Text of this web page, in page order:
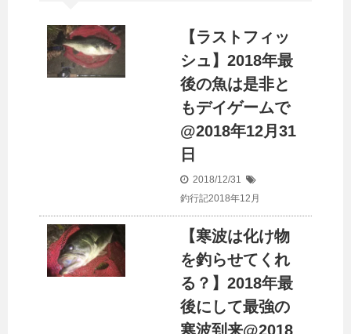
【ラストフィッ
シュ】2018年最
後の魚は是非と
もデイゲームで
@2018年12月31
日
2018/12/31
釣行記2018年12月
【寒波は化け物
を釣らせてくれ
る？】2018年最
後にして最強の
寒波到来@2018